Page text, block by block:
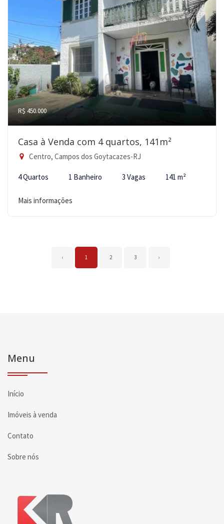
R$ 450.000
Casa à Venda com 4 quartos, 141m²
Centro, Campos dos Goytacazes-RJ
4 Quartos 1 Banheiro 3 Vagas 141 m²
Mais informações
‹ 1 2 3 ›
Menu
Início
Imóveis à venda
Contato
Sobre nós
Página inicial